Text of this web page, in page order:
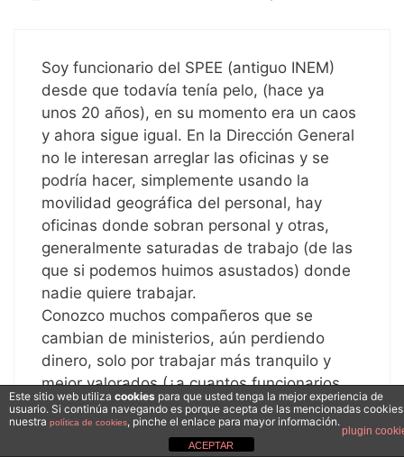
Soy funcionario del SPEE (antiguo INEM)
desde que todavía tenía pelo, (hace ya
unos 20 años), en su momento era un caos
y ahora sigue igual. En la Dirección General
no le interesan arreglar las oficinas y se
podría hacer, simplemente usando la
movilidad geográfica del personal, hay
oficinas donde sobran personal y otras,
generalmente saturadas de trabajo (de las
que si podemos huimos asustados) donde
nadie quiere trabajar.
Conozco muchos compañeros que se
cambian de ministerios, aún perdiendo
dinero, solo por trabajar más tranquilo y
mejor valorados (¿a cuantos funcionarios
de hacienda se les putea como a nosotros?.
Perdon por la incapacidad de muchos
funcionarios, pero también existen en todos
Este sitio web utiliza cookies para que usted tenga la mejor experiencia de
usuario. Si continúa navegando es porque acepta de las mencionadas
nuestra política de cookies, pinche el enlace para mayor información.
plugin
ACEPTAR